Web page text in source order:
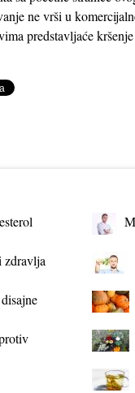
ne vrši u
predstavljaće
zdravlja